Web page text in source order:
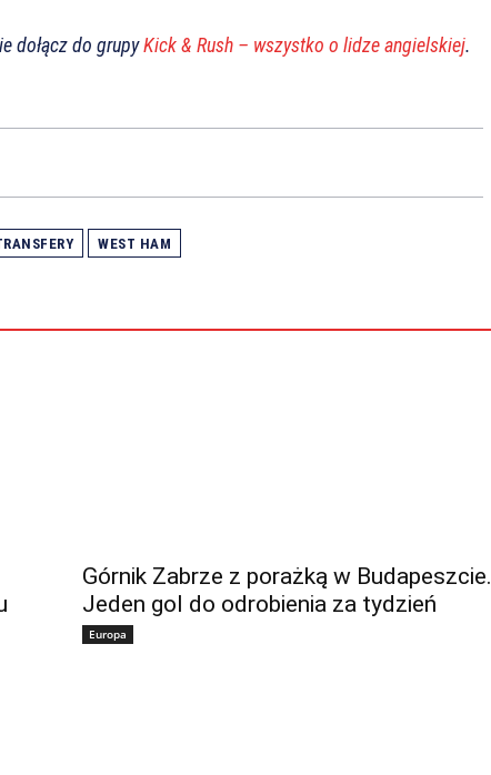
dołącz do grupyKick & Rush – wszystko o lidze angielskiej.
WEST HAM
Górnik Zabrze z porażką w Budapeszcie.
Jeden gol do odrobienia za tydzień
Europa